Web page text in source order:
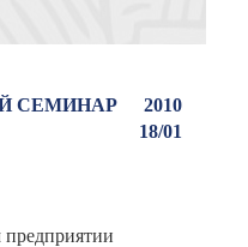
СЕМИНАР
2010
18/01
предприятии